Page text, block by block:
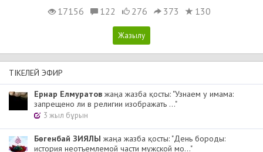
17156
122 276 373 130
ТІКЕЛЕЙ ЭФИР
Ернар Елмуратов жаңа жазба қосты: "Узнаем у имама:
запрещено ли в религии изображать ..."
3 жыл бұрын
Бөгенбай ЗИЯЛЫ жаңа жазба қосты: "День бороды:
история неотъемлемой части мужской мо..."